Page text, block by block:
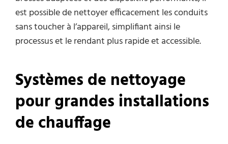
est possible de nettoyer efficacement les conduits
sans toucher à l’appareil, simplifiant ainsi le
processus et le rendant plus rapide et accessible.
Systèmes de nettoyage
pour grandes installations
de chauffage